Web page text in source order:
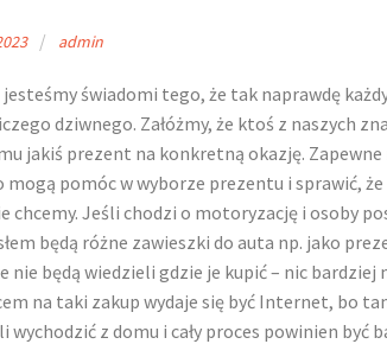
admin
jesteśmy świadomi tego, że tak naprawdę
dziwnego. Załóżmy, że ktoś z naszych
jakiś prezent na konkretną okazję.
mogą pomóc w wyborze prezentu i sprawić,
chcemy. Jeśli chodzi o motoryzację i osoby
będą różne zawieszki do auta np. jako
nie będą wiedzieli gdzie je kupić – nic
na taki zakup wydaje się być Internet, bo
wychodzić z domu i cały proces powinien być